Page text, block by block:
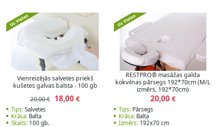
Vienreizējās salvetes priekš
kušetes galvas balsta - 100 gb
20,00 € 18,00 €
Tips:Salvetes
Krāsa:Balta
Skaits:100 gb.
RESTPRO® masāžas galda
kokvilnas pārsegs 192*70cm (M/L
izmērs, 192*70cm)
20,00€
Tips: Pārsegs
Krāsa: Balta
Izmērs: 192x70 cm